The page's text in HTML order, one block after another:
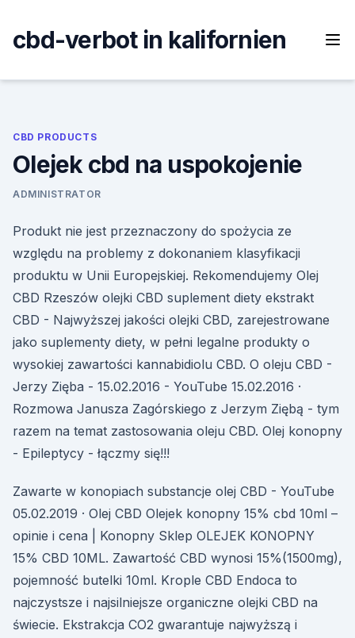
content
cbd-verbot in kalifornien
CBD PRODUCTS
Olejek cbd na uspokojenie
ADMINISTRATOR
Produkt nie jest przeznaczony do spożycia ze
względu na problemy z dokonaniem klasyfikacji
produktu w Unii Europejskiej. Rekomendujemy Olej
CBD Rzeszów olejki CBD suplement diety ekstrakt
CBD - Najwyższej jakości olejki CBD, zarejestrowane
jako suplementy diety, w pełni legalne produkty o
wysokiej zawartości kannabidiolu CBD. O oleju CBD -
Jerzy Zięba - 15.02.2016 - YouTube 15.02.2016 ·
Rozmowa Janusza Zagórskiego z Jerzym Ziębą - tym
razem na temat zastosowania oleju CBD. Olej konopny
- Epileptycy - łączmy się!!!
Zawarte w konopiach substancje olej CBD - YouTube
05.02.2019 · Olej CBD Olejek konopny 15% cbd 10ml –
opinie i cena | Konopny Sklep OLEJEK KONOPNY
15% CBD 10ML. Zawartość CBD wynosi 15%(1500mg),
pojemność butelki 10ml. Krople CBD Endoca to
najczystsze i najsilniejsze organiczne olejki CBD na
świecie. Ekstrakcja CO2 gwarantuje najwyższą i